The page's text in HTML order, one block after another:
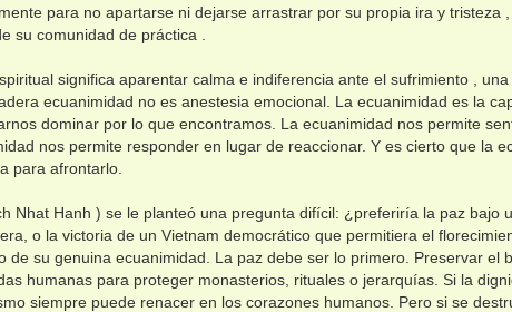
para no apartarse ni dejarse arrastrar por su propia ira y tristeza
su comunidad de práctica .
significa aparentar calma e indiferencia ante el sufrimiento , una
ecuanimidad no es anestesia emocional. La ecuanimidad es la
dominar por lo que encontramos. La ecuanimidad nos permite
nos permite responder en lugar de reaccionar. Y es cierto que la
para afrontarlo.
Nhat Hanh ) se le planteó una pregunta difícil: ¿preferiría la paz bajo
o la victoria de un Vietnam democrático que permitiera el
su genuina ecuanimidad. La paz debe ser lo primero. Preservar el
humanas para proteger monasterios, rituales o jerarquías. Si la
siempre puede renacer en los corazones humanos. Pero si se